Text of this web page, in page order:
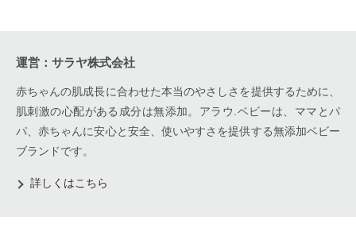
運営：サラヤ株式会社
赤ちゃんの肌成長に合わせた本当のやさしさを提供するために、
肌刺激の心配がある成分は無添加。アラウ.ベビーは、ママとパ
パ、赤ちゃんに安心と安全、使いやすさを提供する無添加ベビー
ブランドです。
詳しくはこちら